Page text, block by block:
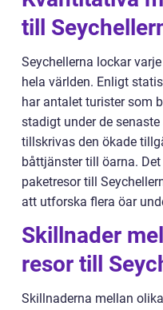
till
Seychellerna lockar
hela världen. Enligt
har antalet turister som
stadigt under de
tillskrivas den ökade
båttjänster till öarna.
paketresor till
att utforska flera öar
Skillnader
resor till
Skillnaderna mellan